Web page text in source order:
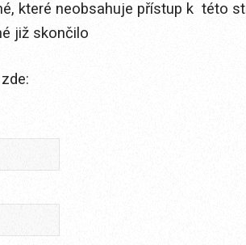
které neobsahuje přístup k této
již skončilo